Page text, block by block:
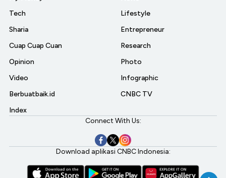
Tech
Sharia
Cuap Cuap Cuan
Opinion
Video
Berbuatbaik.id
Index
Lifestyle
Entrepreneur
Research
Photo
Infographic
CNBC TV
Connect With Us:
Download aplikasi CNBC Indonesia: